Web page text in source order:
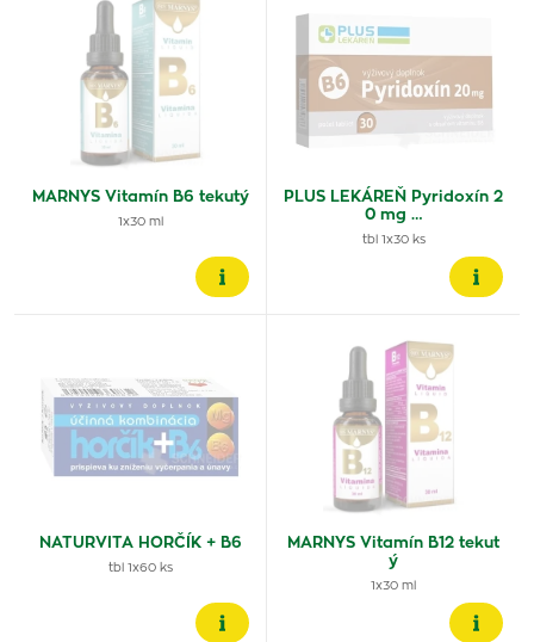
MARNYS Vitamín B6 tekutý
1x30 ml
PLUS LEKÁREŇ Pyridoxín 2
0 mg …
tbl 1x30 ks
NATURVITA HORČÍK + B6
tbl 1x60 ks
MARNYS Vitamín B12 tekut
ý
1x30 ml